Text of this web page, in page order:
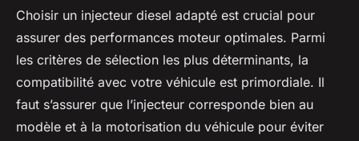
Choisir un injecteur diesel adapté est crucial pour
assurer des performances moteur optimales. Parmi
les critères de sélection les plus déterminants, la
compatibilité avec votre véhicule est primordiale. Il
faut s’assurer que l’injecteur corresponde bien au
modèle et à la motorisation du véhicule pour éviter